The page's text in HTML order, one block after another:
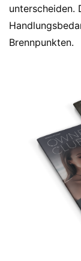
unterscheiden.
Brennpunkten.